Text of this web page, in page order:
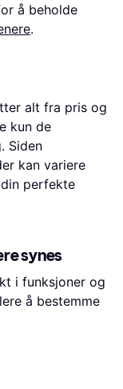
å beholde
.
alt fra pris og
kun de
Siden
kan variere
perfekte
synes
i funksjoner og
å bestemme